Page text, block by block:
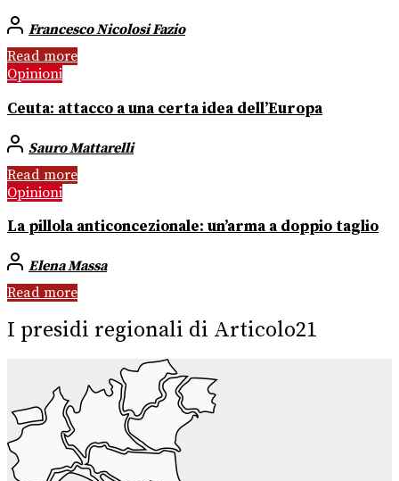
Francesco Nicolosi Fazio
Read more
Opinioni
Ceuta: attacco a una certa idea dell’Europa
Sauro Mattarelli
Read more
Opinioni
La pillola anticoncezionale: un’arma a doppio taglio
Elena Massa
Read more
I presidi regionali di Articolo21